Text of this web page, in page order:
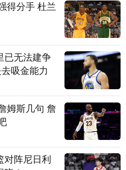
得分手 杜兰
已无法建争
吸金能力
姆斯几句 詹
对阵尼日利